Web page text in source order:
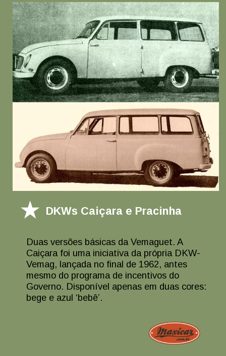
Duas versões básicas da Vemaguet. A
Caiçara foi uma iniciativa da própria DKW-
Vemag, lançada no final de 1962, antes
mesmo do programa de incentivos do
Governo. Disponível apenas em duas cores:
bege e azul ‘bebê’.
DKWs Caiçara e Pracinha